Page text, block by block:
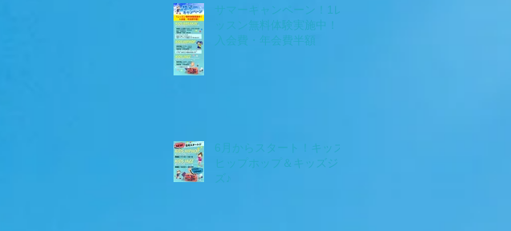
サマーキャンペーン！1レ
ッスン無料体験実施中！＋
入会費・年会費半額
6月からスタート！キッズ
ヒップホップ＆キッズジャ
ズ♪